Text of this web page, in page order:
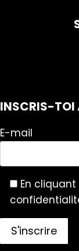
INSCRIS-TOI
E-mail
En